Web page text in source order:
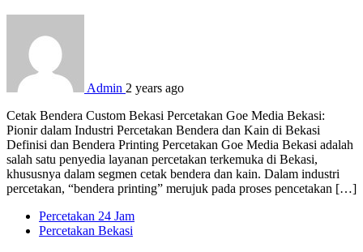
Admin 2 years ago
Cetak Bendera Custom Bekasi Percetakan Goe Media Bekasi:
Pionir dalam Industri Percetakan Bendera dan Kain di Bekasi
Definisi dan Bendera Printing Percetakan Goe Media Bekasi adalah
salah satu penyedia layanan percetakan terkemuka di Bekasi,
khususnya dalam segmen cetak bendera dan kain. Dalam industri
percetakan, “bendera printing” merujuk pada proses pencetakan […]
Percetakan 24 Jam
Percetakan Bekasi